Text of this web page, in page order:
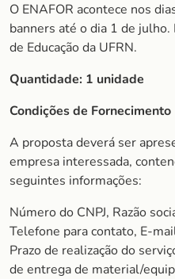
O ENAFOR acontece nos
banners até o dia 1 de
de Educação da UFRN.
Quantidade: 1 unidade
Condições de Fornecimento
A proposta deverá ser
empresa interessada,
seguintes informações:
Número do CNPJ, Razão
Telefone para contato, E-
Prazo de realização do
de entrega de material/